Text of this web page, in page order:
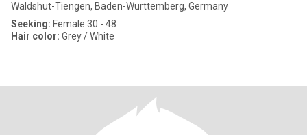
Waldshut-Tiengen, Baden-Wurttemberg, Germany
Seeking: Female 30 - 48
Hair color: Grey / White